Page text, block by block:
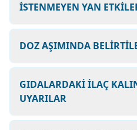
İSTENMEYEN YAN
DOZ AŞIMINDA
GIDALARDAKİ İLAÇ
UYARILAR